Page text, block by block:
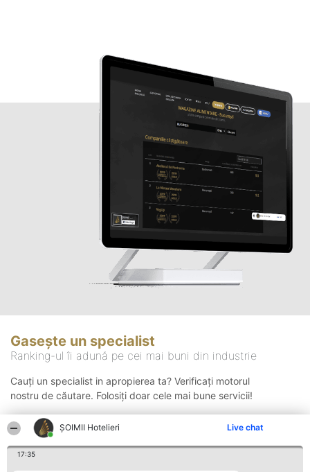
ȘOIMII Hotelieri Live chat
17:35
Gasește un specialist
Ranking-ul îi adună pe cei mai buni din industrie
Cauți un specialist in apropierea ta? Verificați motorul
nostru de căutare. Folosiți doar cele mai bune servicii!